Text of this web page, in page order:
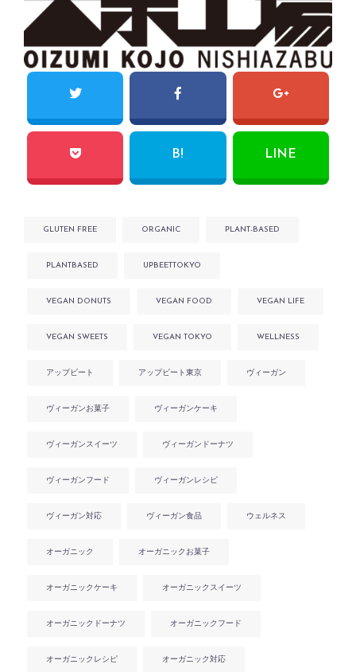
B! LINE
GLUTEN FREE ORGANIC PLANT-BASED
PLANTBASED UPBEETTOKYO
VEGAN DONUTS VEGAN FOOD VEGAN LIFE
VEGAN SWEETS VEGAN TOKYO WELLNESS
アップビート アップビート東京 ヴィーガン
ヴィーガンお菓子 ヴィーガンケーキ
ヴィーガンスイーツ ヴィーガンドーナツ
ヴィーガンフード ヴィーガンレシピ
ヴィーガン対応 ヴィーガン食品 ウェルネス
オーガニック オーガニックお菓子
オーガニックケーキ オーガニックスイーツ
オーガニックドーナツ オーガニックフード
オーガニックレシピ オーガニック対応